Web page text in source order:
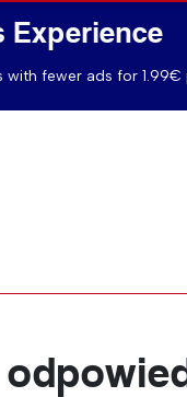
Experience
with fewer ads for